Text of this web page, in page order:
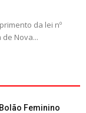
da lei nº
Nova...
Feminino